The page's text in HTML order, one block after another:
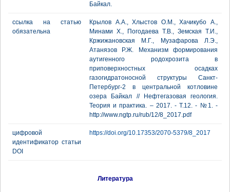
Байкал.
ссылка на статью
обязательна
Крылов А.А., Хлыстов О.М., Хачикубо А.,
Минами Х., Погодаева Т.В., Земская Т.И.,
Кржижановская М.Г., Музафарова Л.Э.,
Атанязов Р.Ж. Механизм формирования
аутигенного родохрозита в
приповерхностных осадках
газогидратоносной структуры Санкт-
Петербург-2 в центральной котловине
озера Байкал // Нефтегазовая геология.
Теория и практика. – 2017. - Т.12. - №1. -
http://www.ngtp.ru/rub/12/8_2017.pdf
цифровой
идентификатор статьи
DOI
https://doi.org/10.17353/2070-5379/8_2017
Литература